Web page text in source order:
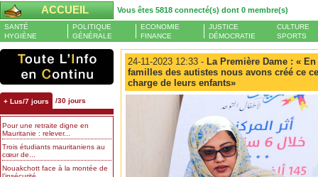
ACCUEIL Vous êtes 5818 connecté(s) dont 0 membre(s)
SANTÉ
HYGIÈNE
POLITIQUE
GÉNÉRALE
ECONOMIE
FINANCE
JUSTICE
DÉMOCRATIE
CULTURE
SPORTS
+ Lus/7 jours /30 jours
Pour une retraite digne en
Mauritanie : relever...
Trois étudiants mauritaniens au
cœur de...
Nouakchott face à la montée de
24-11-2023 12:33 - La Première Dame : «
familles des autistes nous avons créé ce
charge de leurs enfants»